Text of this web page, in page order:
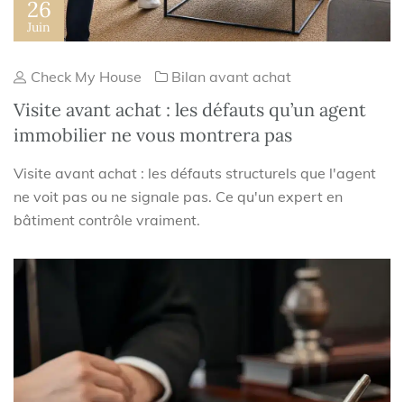
26
Juin
Check My House Bilan avant achat
Visite avant achat : les défauts qu’un agent
immobilier ne vous montrera pas
Visite avant achat : les défauts structurels que l'agent
ne voit pas ou ne signale pas. Ce qu'un expert en
bâtiment contrôle vraiment.